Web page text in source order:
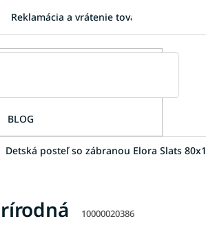
Reklamácia a vrátenie tovaru
BLOG
Detská posteľ so zábranou Elora Slats
10000020386